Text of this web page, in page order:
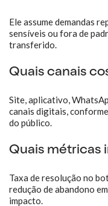
Ele assume demandas
sensíveis ou fora de
transferido.
Quais canais
Site, aplicativo,
canais digitais,
do público.
Quais métricas
Taxa de resolução no
redução de abandono
impacto.